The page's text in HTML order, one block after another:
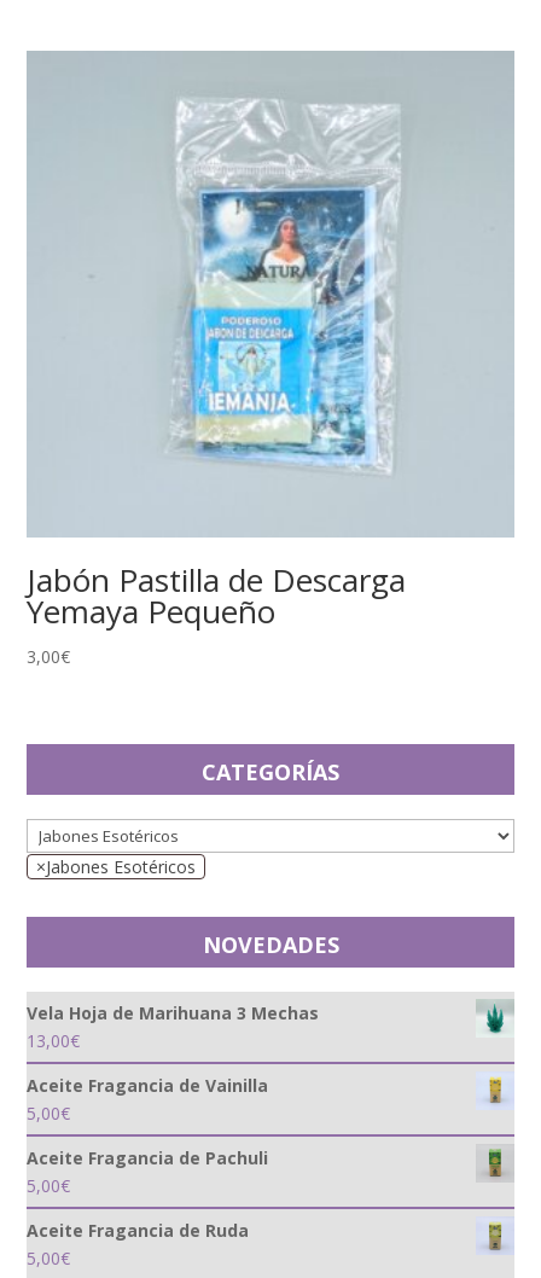
Jabón Pastilla de Descarga
Yemaya Pequeño
3,00€
CATEGORÍAS
×Jabones Esotéricos
NOVEDADES
Vela Hoja de Marihuana 3 Mechas
13,00€
Aceite Fragancia de Vainilla
5,00€
Aceite Fragancia de Pachuli
5,00€
Aceite Fragancia de Ruda
5,00€